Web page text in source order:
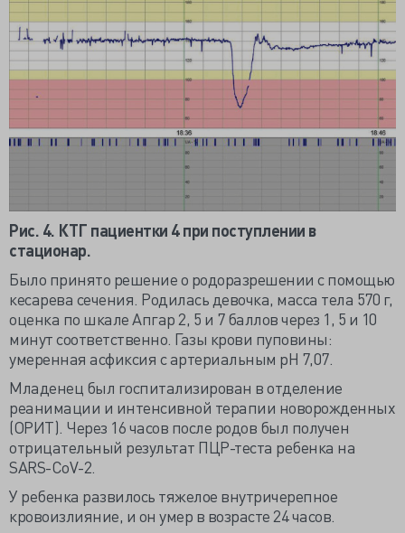
Рис. 4. КТГ пациентки 4 при поступлении в
стационар.
Было принято решение о родоразрешении с помощью
кесарева сечения. Родилась девочка, масса тела 570 г,
оценка по шкале Апгар 2, 5 и 7 баллов через 1, 5 и 10
минут соответственно. Газы крови пуповины:
умеренная асфиксия с артериальным рН 7,07.
Младенец был госпитализирован в отделение
реанимации и интенсивной терапии новорожденных
(ОРИТ). Через 16 часов после родов был получен
отрицательный результат ПЦР-теста ребенка на
SARS-CoV-2.
У ребенка развилось тяжелое внутричерепное
кровоизлияние, и он умер в возрасте 24 часов.